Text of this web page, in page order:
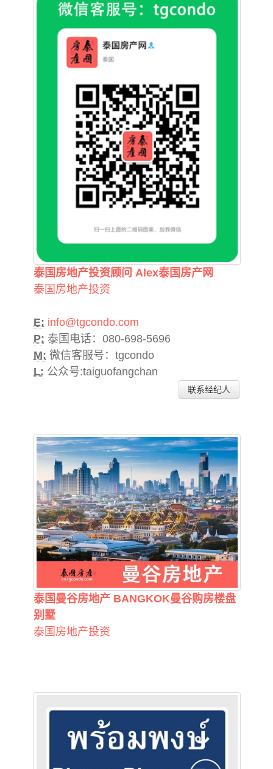
泰国房地产投资顾问 Alex泰国房产网
泰国房地产投资
E: info@tgcondo.com
P: 泰国电话：080-698-5696
M: 微信客服号：tgcondo
L: 公众号:taiguofangchan
联系经纪人
泰国曼谷房地产 BANGKOK曼谷购房楼盘
别墅
泰国房地产投资